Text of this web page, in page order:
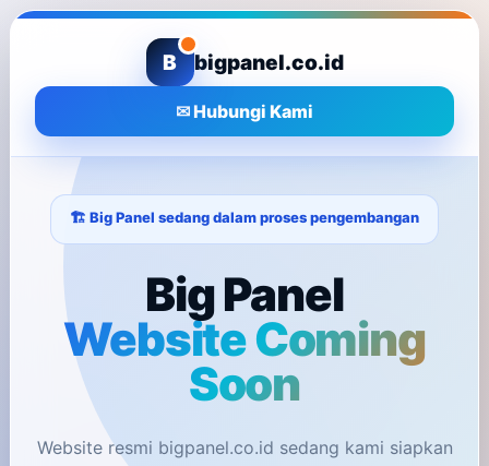
B bigpanel.co.id
✉ Hubungi Kami
🏗️ Big Panel sedang dalam proses pengembangan
Big Panel
Website Coming
Soon
Website resmi bigpanel.co.id sedang kami siapkan